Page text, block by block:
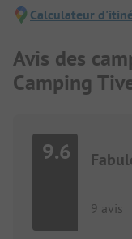
Calculateur
Avis des
Camping
9.6
9 avis